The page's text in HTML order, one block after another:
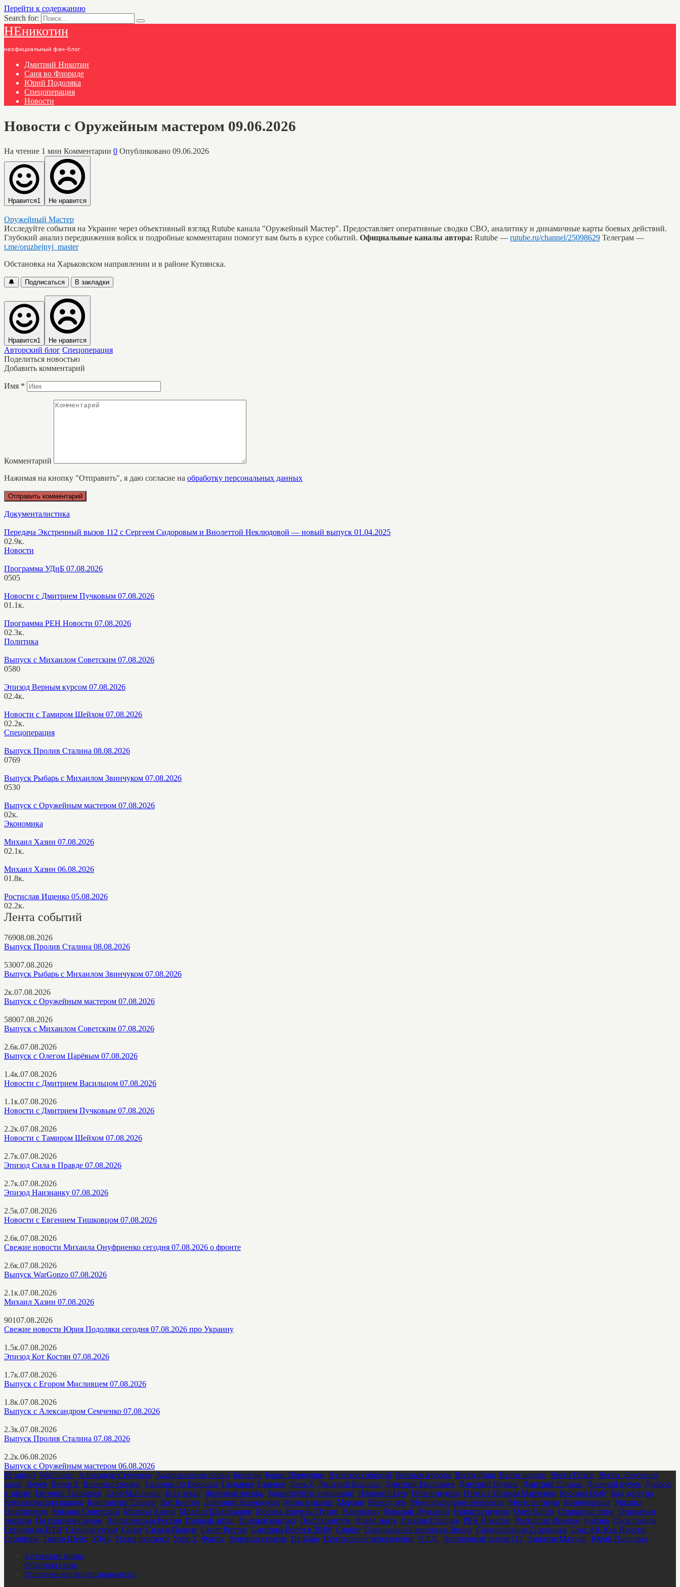
Перейти к содержанию
Search for:
НЕникотин
неофициальный фан-блог
Дмитрий Никотин
Саня во Флориде
Юрий Подоляка
Спецоперация
Новости
Новости с Оружейным мастером 09.06.2026
На чтение 1 мин Комментарии 0 Опубликовано 09.06.2026
Нравится1 Не нравится
Оружейный Мастер
Исследуйте события на Украине через объективный взгляд Rutube канала "Оружейный Мастер". Предоставляет оперативные сводки СВО, аналитику и динамичные карты боевых действий.
Глубокий анализ передвижения войск и подробные комментарии помогут вам быть в курсе событий. Официальные каналы автора: Rutube — rutube.ru/channel/25098629 Телеграм —
t.me/oruzhejnyj_master
Обстановка на Харьковском направлении и в районе Купянска.
🔔 Подписаться В закладки
Нравится1 Не нравится
Авторский блог Спецоперация
Поделиться новостью
Добавить комментарий
Имя *
Комментарий
Нажимая на кнопку "Отправить", я даю согласие на обработку персональных данных
Документалистика
Передача Экстренный вызов 112 с Сергеем Сидоровым и Виолеттой Неклюдовой — новый выпуск 01.04.2025
02.9к.
Новости
Программа УДнБ 07.08.2026
0505
Новости с Дмитрием Пучковым 07.08.2026
01.1к.
Программа РЕН Новости 07.08.2026
02.3к.
Политика
Выпуск с Михаилом Советским 07.08.2026
0580
Эпизод Верным курсом 07.08.2026
02.4к.
Новости с Тамиром Шейхом 07.08.2026
02.2к.
Спецоперация
Выпуск Пролив Сталина 08.08.2026
0769
Выпуск Рыбарь с Михаилом Звинчуком 07.08.2026
0530
Выпуск с Оружейным мастером 07.08.2026
02к.
Экономика
Михаил Хазин 07.08.2026
02.1к.
Михаил Хазин 06.08.2026
01.8к.
Ростислав Ищенко 05.08.2026
02.2к.
Лента событий
76908.08.2026
Выпуск Пролив Сталина 08.08.2026
53007.08.2026
Выпуск Рыбарь с Михаилом Звинчуком 07.08.2026
2к.07.08.2026
Выпуск с Оружейным мастером 07.08.2026
58007.08.2026
Выпуск с Михаилом Советским 07.08.2026
2.6к.07.08.2026
Выпуск с Олегом Царёвым 07.08.2026
1.4к.07.08.2026
Новости с Дмитрием Васильцом 07.08.2026
1.1к.07.08.2026
Новости с Дмитрием Пучковым 07.08.2026
2.2к.07.08.2026
Новости с Тамиром Шейхом 07.08.2026
2.7к.07.08.2026
Эпизод Сила в Правде 07.08.2026
2.7к.07.08.2026
Эпизод Наизнанку 07.08.2026
2.5к.07.08.2026
Новости с Евгением Тишковцом 07.08.2026
2.6к.07.08.2026
Свежие новости Михаила Онуфриенко сегодня 07.08.2026 о фронте
2.6к.07.08.2026
Выпуск WarGonzo 07.08.2026
2.1к.07.08.2026
Михаил Хазин 07.08.2026
90107.08.2026
Свежие новости Юрия Подоляки сегодня 07.08.2026 про Украину
1.5к.07.08.2026
Эпизод Кот Костян 07.08.2026
1.7к.07.08.2026
Выпуск с Егором Мисливцем 07.08.2026
1.8к.07.08.2026
Выпуск с Александром Семченко 07.08.2026
2.3к.07.08.2026
Выпуск Пролив Сталина 07.08.2026
2.2к.06.08.2026
Выпуск с Оружейным мастером 06.08.2026
60 минут, WarGonzo Александр Семченко Американские горки Бесогон Борис Первушин В центре событий Верным курсом Вести Дона Вести недели Вести Псков Вести. Дежурная
часть Вечер Вечер Z Военные сводки Галопом по Европам Гаспарян Главное День Z Дмитрий Василец Дмитрий Евстафьев Дмитрий Пучков Дмитрий Спивак Дневной рубеж Добров
в эфире Евгений Тишковец Егор Мисливец Есть тема! Железная логика Здравствуйте, товарищи! Изолента Live Итоги недели Итоги с Петром Марченко Кеосаян Daily, Код доступа
Комсомольская правда Константин Сивков Кот Костян Лабиринт Карнаухова Мама в шапке Мардан Между тем Международное обозрение Место встречи Минобороны Михаил
Онуфриенко Михаил Советский Михаил Хазин Михаил Шахназаров Москва. Кремль. Путин Наизнанку, Николай Дульский Новости недели Олег Царёв Открытый эфир Открытым
текстом По горячим следам Политическая Россия Полный абзац Полный контакт, Постскриптум Право знать Пролив Сталина РЕН Новости Ростислав Ищенко Рыбарь Своя правда
Сегодня на НТВ Сегодня утром Сенат, Сила в Правде Скотт Риттер Смотрим Вести в 20:00 Совбез Специальный репортаж Звезда Спецоперация Z: хроника Стас Ай, Как Просто!
Стопфейк Тамир Шейх УДнБ Уроки русского Утро Z Факты Формула смысла Це Кава Центральное телевидение Ч.Т.Д. Экстренный вызов 112 Эмпатия Манучи Юрий Подоляка
Авторские права
Обратная связь
Политика конфиденциальности